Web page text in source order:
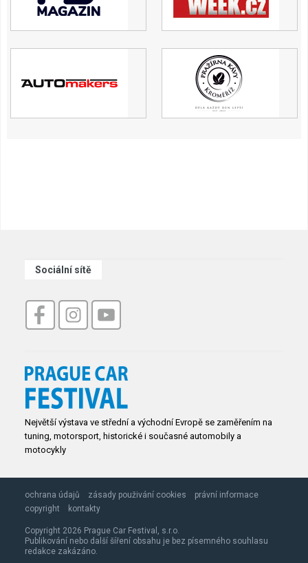
Sociální sítě
Největší výstava ve střední a východní Evropě se zaměřením na
tuning, motorsport, historické i současné automobily a
motocykly
ochrana údajů zásady použivání cookies
právní informace
copyright
kontakty
Copyright 2026 Prague Car Festival, s.r.o.
Publikování nebo další šíření obsahu je bez písemného souhlasu
redakce zakázáno.